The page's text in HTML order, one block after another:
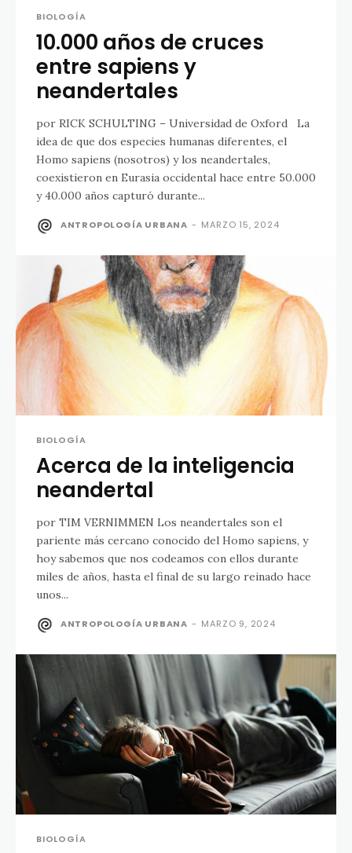
BIOLOGÍA
10.000 años de cruces
entre sapiens y
neandertales
por RICK SCHULTING – Universidad de Oxford La
idea de que dos especies humanas diferentes, el
Homo sapiens (nosotros) y los neandertales,
coexistieron en Eurasia occidental hace entre 50.000
y 40.000 años capturó durante...
ANTROPOLOGÍA URBANA - MARZO 15, 2024
BIOLOGÍA
Acerca de la inteligencia
neandertal
por TIM VERNIMMEN Los neandertales son el
pariente más cercano conocido del Homo sapiens, y
hoy sabemos que nos codeamos con ellos durante
miles de años, hasta el final de su largo reinado hace
unos...
ANTROPOLOGÍA URBANA - MARZO 9, 2024
BIOLOGÍA